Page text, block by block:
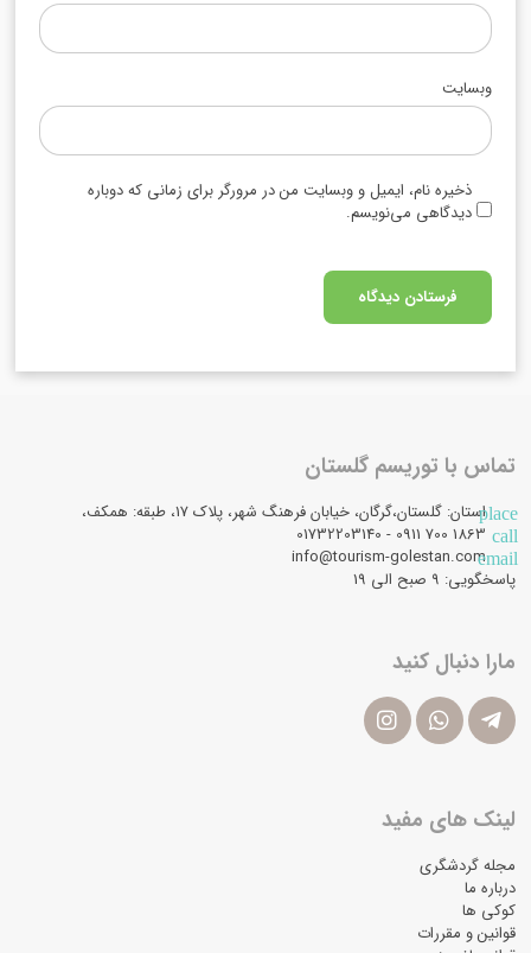
وبسایت
ذخیره نام، ایمیل و وبسایت من در مرورگر برای زمانی که دوباره
دیدگاهی می‌نویسم.
تماس با توریسم گلستان
placeاستان: گلستان،گرگان، خیابان فرهنگ شهر، پلاک 17، طبقه: همکف،
call
email
info@tourism-golestan.com
پاسخگویی: ۹ صبح الی 19
مارا دنبال کنید
لینک های مفید
مجله گردشگری
درباره ما
کوکی ها
قوانین و مقررات